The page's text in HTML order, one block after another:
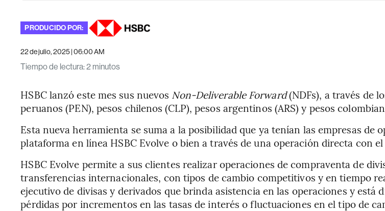
PRODUCIDO POR:
22 de julio, 2025 | 06:00 AM
Tiempo de lectura:2 minutos
HSBC lanzó este mes sus nuevos Non-Deliverable Forward(NDFs), a través de
peruanos (PEN), pesos chilenos (CLP), pesos argentinos (ARS) y pesos
Esta nueva herramienta se suma a la posibilidad que ya tenían las empresas de
plataforma en línea HSBC Evolve o bien a través de una operación directa con
HSBC Evolve permite a sus clientes realizar operaciones de compraventa de
transferencias internacionales, con tipos de cambio competitivos y en tiempo
ejecutivo de divisas y derivados que brinda asistencia en las operaciones y
pérdidas por incrementos en las tasas de interés o fluctuaciones en el tipo de